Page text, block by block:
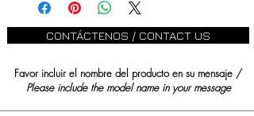
CONTÁCTENOS / CONTACT US
Favor incluir el nombre del producto en su mensaje /
Please include the model name in your message